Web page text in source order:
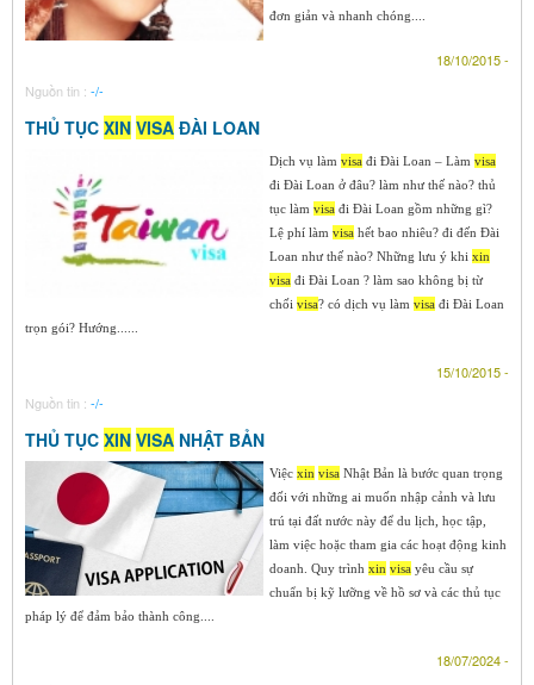
đơn giản và nhanh chóng....
18/10/2015 -
Nguồn tin : -/-
THỦ TỤC XIN VISA ĐÀI LOAN
Dịch vụ làm visa đi Đài Loan – Làm visa
đi Đài Loan ở đâu? làm như thế nào? thủ
tục làm visa đi Đài Loan gồm những gì?
Lệ phí làm visa hết bao nhiêu? đi đến Đài
Loan như thế nào? Những lưu ý khi xin
visa đi Đài Loan ? làm sao không bị từ
chối visa? có dịch vụ làm visa đi Đài Loan
trọn gói? Hướng......
15/10/2015 -
Nguồn tin : -/-
THỦ TỤC XIN VISA NHẬT BẢN
Việc xin visa Nhật Bản là bước quan trọng
đối với những ai muốn nhập cảnh và lưu
trú tại đất nước này để du lịch, học tập,
làm việc hoặc tham gia các hoạt động kinh
doanh. Quy trình xin visa yêu cầu sự
chuẩn bị kỹ lưỡng về hồ sơ và các thủ tục
pháp lý để đảm bảo thành công....
18/07/2024 -